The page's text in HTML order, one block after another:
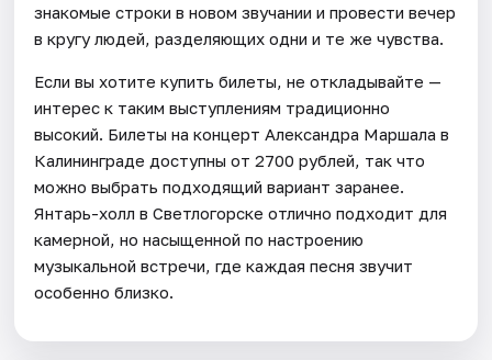
знакомые строки в новом звучании и провести вечер
в кругу людей, разделяющих одни и те же чувства.
Если вы хотите купить билеты, не откладывайте —
интерес к таким выступлениям традиционно
высокий. Билеты на концерт Александра Маршала в
Калининграде доступны от 2700 рублей, так что
можно выбрать подходящий вариант заранее.
Янтарь-холл в Светлогорске отлично подходит для
камерной, но насыщенной по настроению
музыкальной встречи, где каждая песня звучит
особенно близко.